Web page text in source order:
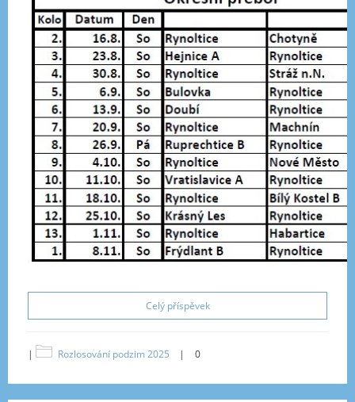
Celý příspěvek
| Rozlosování podzim 2025 | 0